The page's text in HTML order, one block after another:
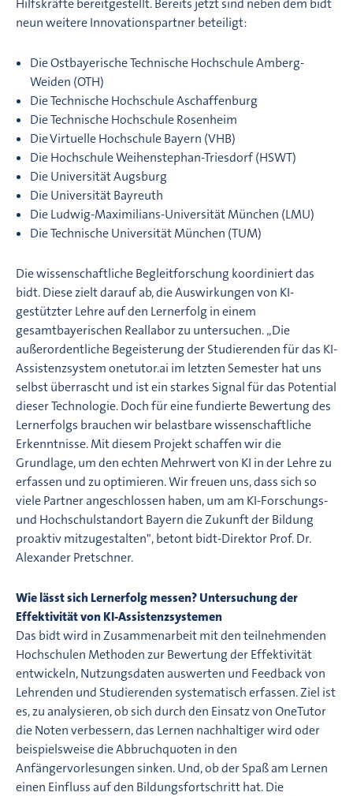
Hilfskräfte bereitgestellt. Bereits jetzt sind neben dem bidt
neun weitere Innovationspartner beteiligt:
Die Ostbayerische Technische Hochschule Amberg-
Weiden (OTH)
Die Technische Hochschule Aschaffenburg
Die Technische Hochschule Rosenheim
Die Virtuelle Hochschule Bayern (VHB)
Die Hochschule Weihenstephan-Triesdorf (HSWT)
Die Universität Augsburg
Die Universität Bayreuth
Die Ludwig-Maximilians-Universität München (LMU)
Die Technische Universität München (TUM)
Die wissenschaftliche Begleitforschung koordiniert das
bidt. Diese zielt darauf ab, die Auswirkungen von KI-
gestützter Lehre auf den Lernerfolg in einem
gesamtbayerischen Reallabor zu untersuchen. „Die
außerordentliche Begeisterung der Studierenden für das KI-
Assistenzsystem onetutor.ai im letzten Semester hat uns
selbst überrascht und ist ein starkes Signal für das Potential
dieser Technologie. Doch für eine fundierte Bewertung des
Lernerfolgs brauchen wir belastbare wissenschaftliche
Erkenntnisse. Mit diesem Projekt schaffen wir die
Grundlage, um den echten Mehrwert von KI in der Lehre zu
erfassen und zu optimieren. Wir freuen uns, dass sich so
viele Partner angeschlossen haben, um am KI-Forschungs-
und Hochschulstandort Bayern die Zukunft der Bildung
proaktiv mitzugestalten", betont bidt-Direktor Prof. Dr.
Alexander Pretschner.
Wie lässt sich Lernerfolg messen? Untersuchung der
Effektivität von KI-Assistenzsystemen
Das bidt wird in Zusammenarbeit mit den teilnehmenden
Hochschulen Methoden zur Bewertung der Effektivität
entwickeln, Nutzungsdaten auswerten und Feedback von
Lehrenden und Studierenden systematisch erfassen. Ziel ist
es, zu analysieren, ob sich durch den Einsatz von OneTutor
die Noten verbessern, das Lernen nachhaltiger wird oder
beispielsweise die Abbruchquoten in den
Anfängervorlesungen sinken. Und, ob der Spaß am Lernen
einen Einfluss auf den Bildungsfortschritt hat. Die